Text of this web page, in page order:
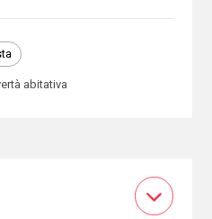
abitativa